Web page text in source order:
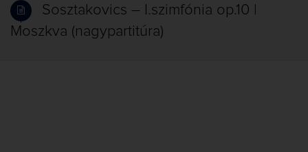
Sosztakovics – I.szimfónia op.10 |
Moszkva (nagypartitúra)